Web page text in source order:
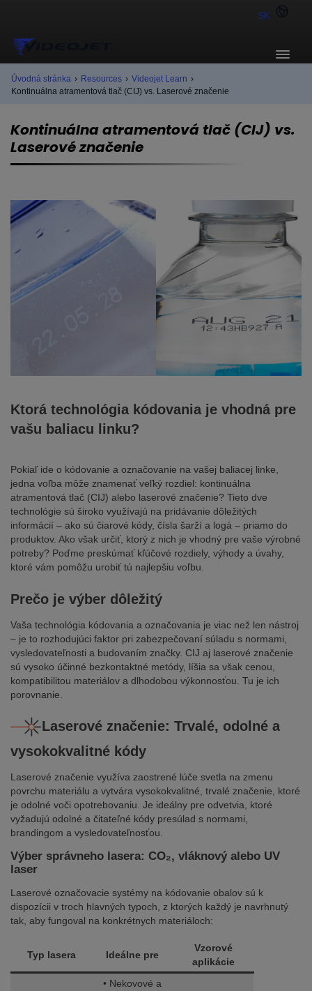
SK
Úvodná stránka › Resources › Videojet Learn ›
Kontinuálna atramentová tlač (CIJ) vs. Laserové značenie
Kontinuálna atramentová tlač (CIJ) vs.
Laserové značenie
Ktorá technológia kódovania je vhodná pre
vašu baliacu linku?
Pokiaľ ide o kódovanie a označovanie na vašej baliacej linke,
jedna voľba môže znamenať veľký rozdiel: kontinuálna
atramentová tlač (CIJ) alebo laserové značenie? Tieto dve
technológie sú široko využívajú na pridávanie dôležitých
informácií – ako sú čiarové kódy, čísla šarží a logá – priamo do
produktov. Ako však určiť, ktorý z nich je vhodný pre vaše výrobné
potreby? Poďme preskúmať kľúčové rozdiely, výhody a úvahy,
ktoré vám pomôžu urobiť tú najlepšiu voľbu.
Prečo je výber dôležitý
Vaša technológia kódovania a označovania je viac než len nástroj
– je to rozhodujúci faktor pri zabezpečovaní súladu s normami,
vysledovateľnosti a budovaním značky. CIJ aj laserové značenie
sú vysoko účinné bezkontaktné metódy, líšia sa však cenou,
kompatibilitou materiálov a dlhodobou výkonnosťou. Tu je ich
porovnanie.
Laserové značenie: Trvalé, odolné a
vysokokvalitné kódy
Laserové značenie využíva zaostrené lúče svetla na zmenu
povrchu materiálu a vytvára vysokokvalitné, trvalé značenie, ktoré
je odolné voči opotrebovaniu. Je ideálny pre odvetvia, ktoré
vyžadujú odolné a čitateľné kódy presúlad s normami,
brandingom a vysledovateľnosťou.
Výber správneho lasera: CO₂, vláknový alebo UV
laser
Laserové označovacie systémy na kódovanie obalov sú k
dispozícii v troch hlavných typoch, z ktorých každý je navrhnutý
tak, aby fungoval na konkrétnych materiáloch:
Typ lasera Ideálne pre
Vzorové
aplikácie
• Nekovové a